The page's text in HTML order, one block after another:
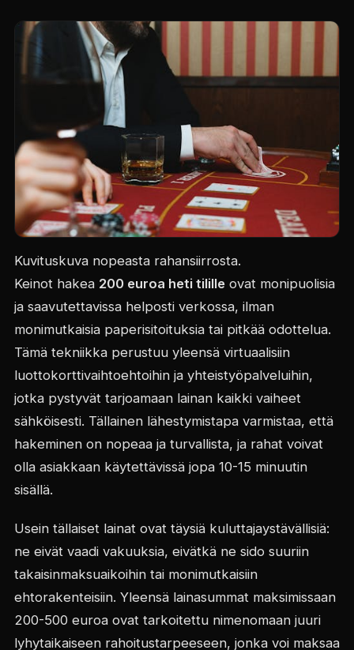
Kuvituskuva nopeasta rahansiirrosta.
Keinot hakea 200 euroa heti tililleovat monipuolisia
ja saavutettavissa helposti verkossa, ilman
monimutkaisia paperisitoituksia tai pitkää odottelua.
Tämä tekniikka perustuu yleensä virtuaalisiin
luottokorttivaihtoehtoihin ja yhteistyöpalveluihin,
jotka pystyvät tarjoamaan lainan kaikki vaiheet
sähköisesti. Tällainen lähestymistapa varmistaa, että
hakeminen on nopeaa ja turvallista, ja rahat voivat
olla asiakkaan käytettävissä jopa 10-15 minuutin
sisällä.
Usein tällaiset lainat ovat täysiä kuluttajaystävällisiä:
ne eivät vaadi vakuuksia, eivätkä ne sido suuriin
takaisinmaksuaikoihin tai monimutkaisiin
ehtorakenteisiin. Yleensä lainasummat maksimissaan
200-500 euroa ovat tarkoitettu nimenomaan juuri
lyhytaikaiseen rahoitustarpeeseen, jonka voi maksaa